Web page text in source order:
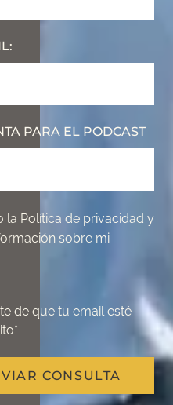
PARA EL PODCAST
la Política de privacidad y
sobre mi
de que tu email esté
CONSULTA